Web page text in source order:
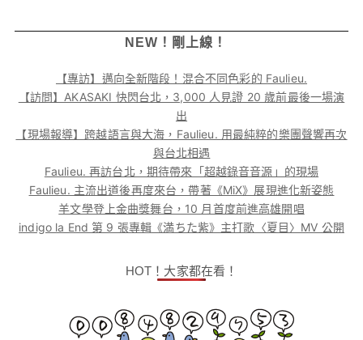
NEW！剛上線！
【專訪】邁向全新階段！混合不同色彩的 Faulieu.
【訪問】AKASAKI 快閃台北，3,000 人見證 20 歲前最後一場演
出
【現場報導】跨越語言與大海，Faulieu. 用最純粹的樂團聲響再次
與台北相遇
Faulieu. 再訪台北，期待帶來「超越錄音音源」的現場
Faulieu. 主流出道後再度來台，帶著《MiX》展現進化新姿態
羊文學登上金曲獎舞台，10 月首度前進高雄開唱
indigo la End 第 9 張專輯《満ちた紫》主打歌〈夏目〉MV 公開
HOT！大家都在看！